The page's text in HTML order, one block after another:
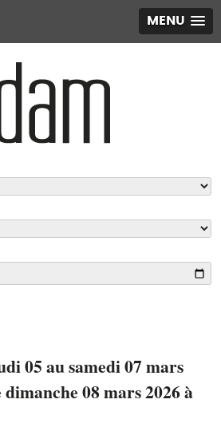
MENU
05 au samedi 07 mars
08 mars 2026 à